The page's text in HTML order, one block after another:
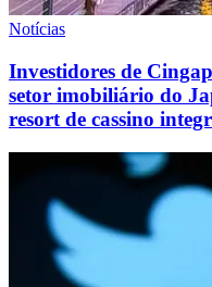
Notícias
Investidores de
setor imobiliário do
resort de cassino